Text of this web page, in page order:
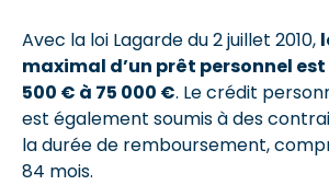
Avec la loi Lagarde du 2 juillet 2010,
maximal d’un prêt personnel est
500 € à 75 000 €. Le crédit
est également soumis à des
la durée de remboursement,
84 mois.